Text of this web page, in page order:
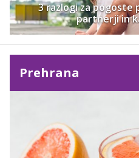
3 razlogi za pogoste
partnerji in
Prehrana